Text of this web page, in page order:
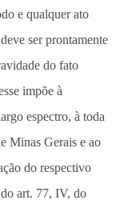
e qualquer ato
ser prontamente
do fato
impõe à
espectro, à toda
Minas Gerais e ao
do respectivo
art. 77, IV, do